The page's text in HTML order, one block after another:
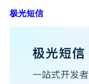
极光短信